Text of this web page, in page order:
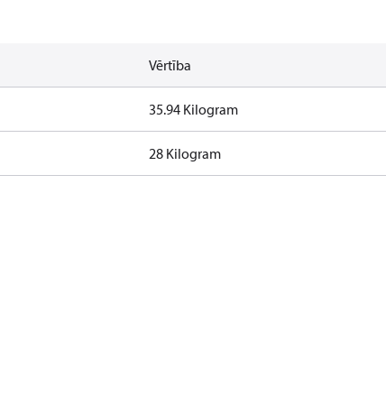
Vērtība
35.94 Kilogram
28 Kilogram